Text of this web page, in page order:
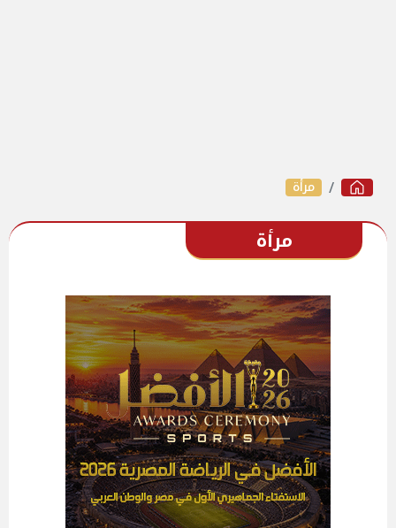
مرأة
مرأة